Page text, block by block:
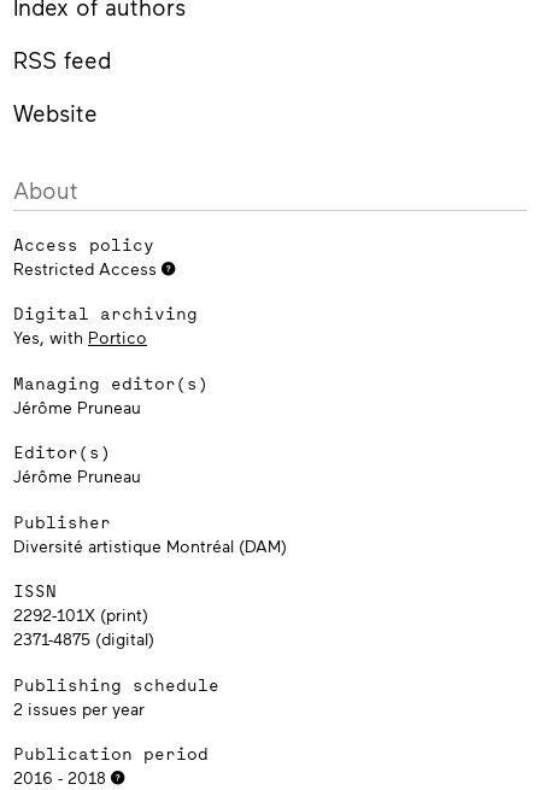
Index of authors
RSS feed
Website
About
Access policy
Restricted Access
Digital archiving
Yes, with Portico
Managing editor(s)
Jérôme Pruneau
Editor(s)
Jérôme Pruneau
Publisher
Diversité artistique Montréal (DAM)
ISSN
2292-101X (print)
2371-4875 (digital)
Publishing schedule
2 issues per year
Publication period
2016 - 2018